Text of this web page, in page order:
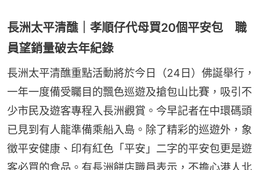
長洲太平清醮｜孝順仔代母買20個平安包 職
員望銷量破去年紀錄
長洲太平清醮重點活動將於今日（24日）佛誕舉行，
一年一度備受矚目的飄色巡遊及搶包山比賽，吸引不
少市民及遊客專程入長洲觀賞。今早記者在中環碼頭
已見到有人龍準備乘船入島。除了精彩的巡遊外，象
徵平安健康、印有紅色「平安」二字的平安包更是遊
客必買的食品。有長洲餅店職員表示，不擔心港人北